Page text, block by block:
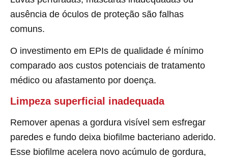
ausência de óculos de proteção são falhas
comuns.
O investimento em EPIs de qualidade é mínimo
comparado aos custos potenciais de tratamento
médico ou afastamento por doença.
Limpeza superficial inadequada
Remover apenas a gordura visível sem esfregar
paredes e fundo deixa biofilme bacteriano aderido.
Esse biofilme acelera novo acúmulo de gordura,